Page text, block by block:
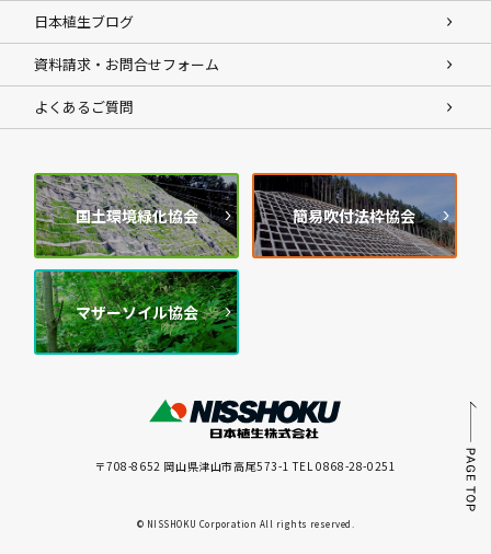
日本植生ブログ
資料請求・お問合せフォーム
よくあるご質問
国土環境緑化協会 簡易吹付法枠協会
マザーソイル協会
〒708-8652 岡山県津山市高尾573-1 TEL 0868-28-0251
© NISSHOKU Corporation All rights reserved.